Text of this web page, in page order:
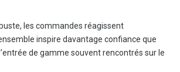
les commandes réagissent
inspire davantage confiance que
de gamme souvent rencontrés sur le